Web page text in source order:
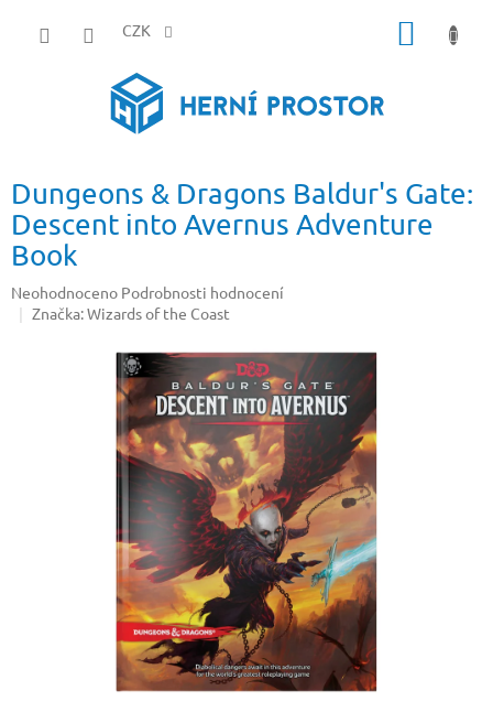
CZK
Dungeons & Dragons Baldur's Gate:
Descent into Avernus Adventure
Book
Průměrné
hodnocení
Neohodnoceno Podrobnosti hodnocení
Značka:Wizards of the Coast